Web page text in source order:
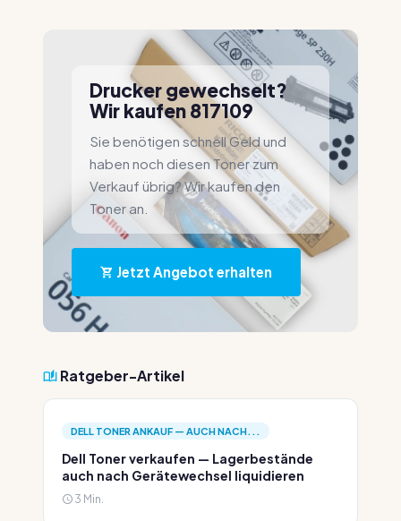
Drucker gewechselt?
Wir kaufen 817109
Sie benötigen schnell Geld und
haben noch diesen Toner zum
Verkauf übrig? Wir kaufen den
Toner an.
Jetzt Angebot erhalten
Ratgeber-Artikel
DELL TONER ANKAUF — AUCH NACH...
Dell Toner verkaufen — Lagerbestände
auch nach Gerätewechsel liquidieren
3 Min.